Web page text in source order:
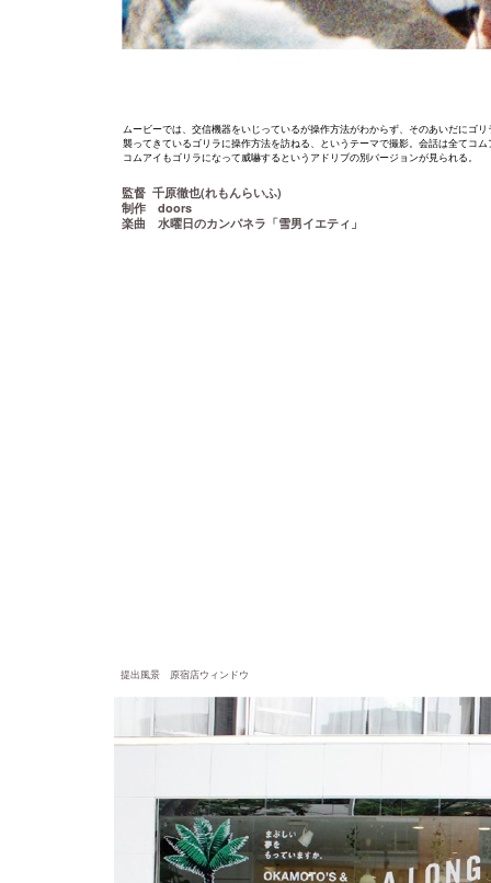
提出風景 原宿店ウィンドウ
監督 千原徹也(れもんらいふ)
制作 doors
楽曲 水曜日のカンパネラ「雪男イエティ」
ムービーでは、交信機器をいじっているが操作方法がわからず、そのあいだにゴ
襲ってきているゴリラに操作方法を訪ねる、というテーマで撮影。会話は全てコ
コムアイもゴリラになって威嚇するというアドリブの別バージョンが見られる。